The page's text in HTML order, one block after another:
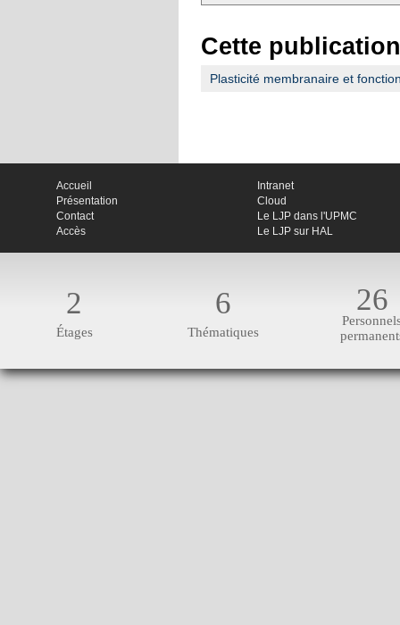
Cette
Plasticité membranaire et
Accueil
Présentation
Contact
Accès
Intranet
Cloud
Le LJP dans l'UPMC
Le LJP sur HAL
2
Étages
6
Thématiques
26